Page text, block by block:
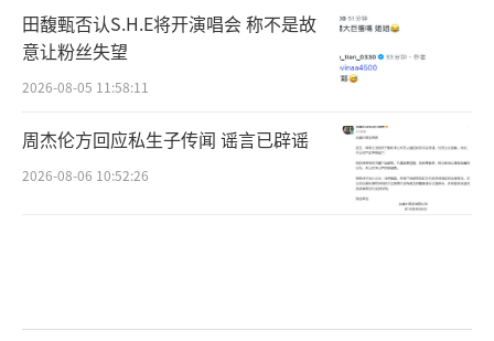
田馥甄否认S.H.E将开演唱会 称不是故
意让粉丝失望
2026-08-05 11:58:11
周杰伦方回应私生子传闻 谣言已辟谣
2026-08-06 10:52:26